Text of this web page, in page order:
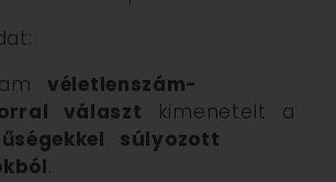
véletlenszám-
választ kimenetelt a
súlyozott
.